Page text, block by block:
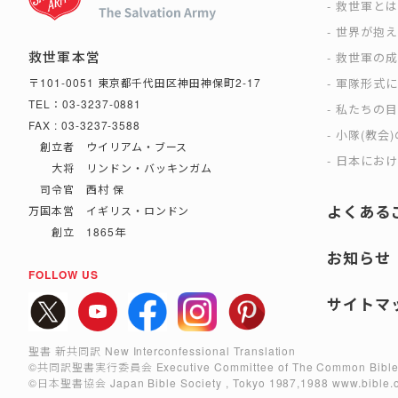
救世軍本営
〒101-0051 東京都千代田区神田神保町2-17
TEL：03-3237-0881
FAX : 03-3237-3588
創立者 ウイリアム・ブース
大将 リンドン・バッキンガム
司令官 西村 保
万国本営 イギリス・ロンドン
創立 1865年
FOLLOW US
救世軍とは
世界が抱
救世軍の
軍隊形式
私たちの
小隊(教会
日本にお
よくある
お知らせ
サイトマ
聖書 新共同訳 New Interconfessional Translation
©共同訳聖書実行委員会 Executive Committee of The Common
©日本聖書協会 Japan Bible Society , Tokyo 1987,1988